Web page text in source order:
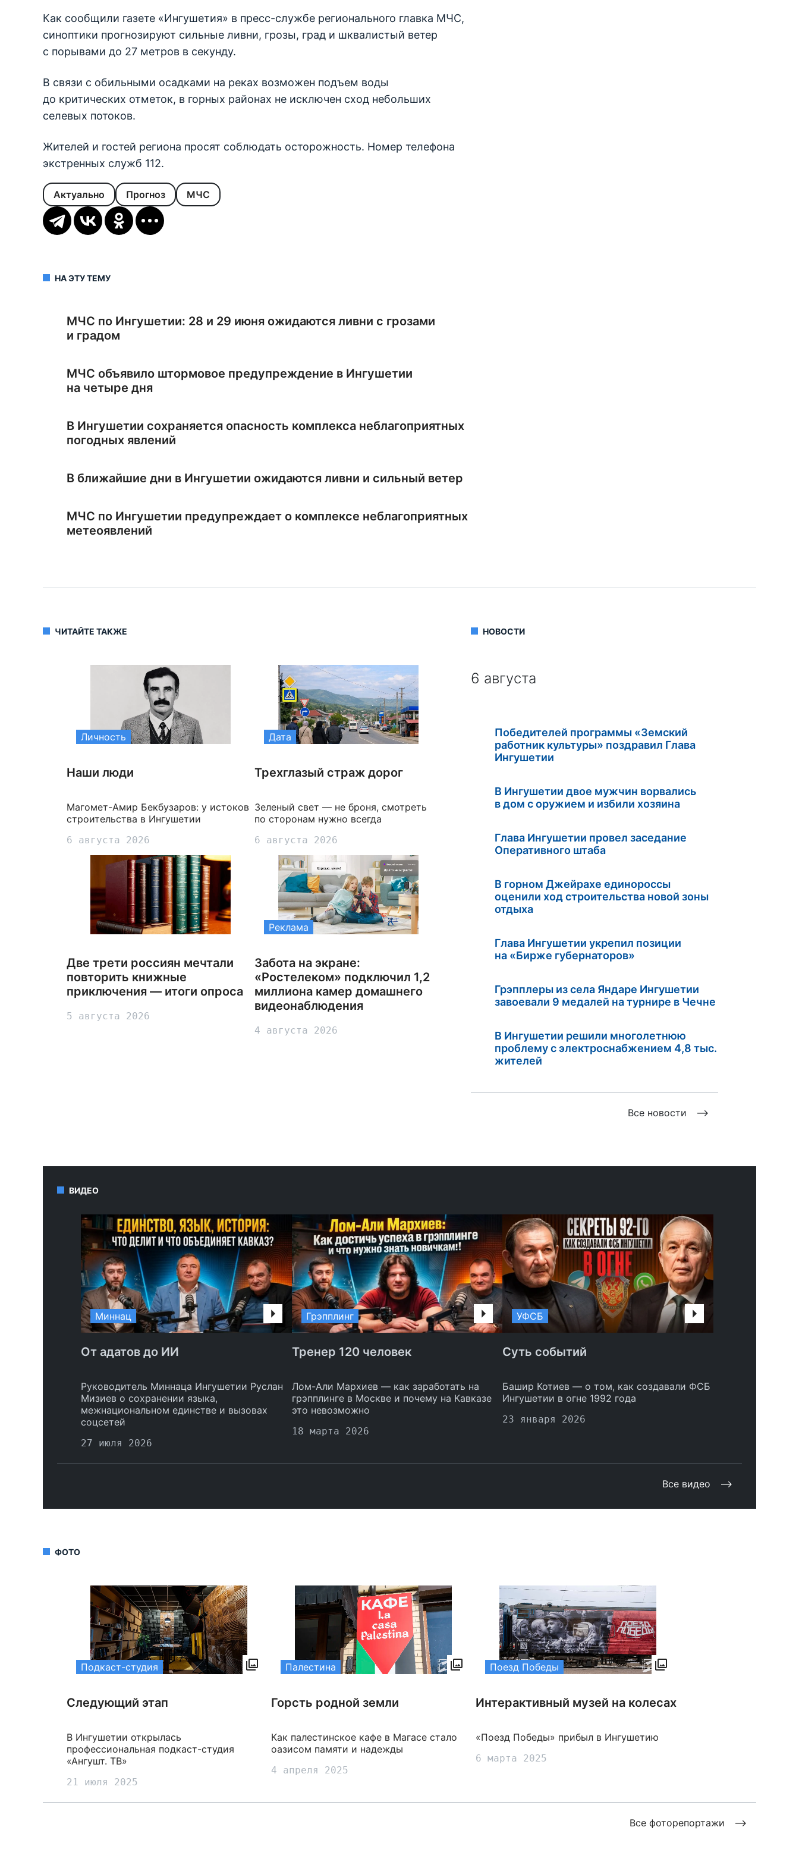
Как сообщили газете «Ингушетия» в пресс-службе регионального главка МЧС,
синоптики прогнозируют сильные ливни, грозы, град и шквалистый ветер
с порывами до 27 метров в секунду.
В связи с обильными осадками на реках возможен подъем воды
до критических отметок, в горных районах не исключен сход небольших
селевых потоков.
Жителей и гостей региона просят соблюдать осторожность. Номер телефона
экстренных служб 112.
Актуально Прогноз МЧС
НА ЭТУ ТЕМУ
МЧС по Ингушетии: 28 и 29 июня ожидаются ливни с грозами
и градом
МЧС объявило штормовое предупреждение в Ингушетии
на четыре дня
В Ингушетии сохраняется опасность комплекса неблагоприятных
погодных явлений
В ближайшие дни в Ингушетии ожидаются ливни и сильный ветер
МЧС по Ингушетии предупреждает о комплексе неблагоприятных
метеоявлений
ЧИТАЙТЕ ТАКЖЕ
Личность
Наши люди
Магомет-Амир Бекбузаров: у истоков
строительства в Ингушетии
6 августа 2026
Дата
Трехглазый страж дорог
Зеленый свет — не броня, смотреть
по сторонам нужно всегда
6 августа 2026
Две трети россиян мечтали
повторить книжные
приключения — итоги опроса
5 августа 2026
Реклама
Забота на экране:
«Ростелеком» подключил 1,2
миллиона камер домашнего
видеонаблюдения
4 августа 2026
НОВОСТИ
6 августа
Победителей программы «Земский
работник культуры» поздравил Глава
Ингушетии
В Ингушетии двое мужчин ворвались
в дом с оружием и избили хозяина
Глава Ингушетии провел заседание
Оперативного штаба
В горном Джейрахе единороссы
оценили ход строительства новой зоны
отдыха
Глава Ингушетии укрепил позиции
на «Бирже губернаторов»
Грэпплеры из села Яндаре Ингушетии
завоевали 9 медалей на турнире в Чечне
В Ингушетии решили многолетнюю
проблему с электроснабжением 4,8 тыс.
жителей
Все новости
ВИДЕО
Миннац
От адатов до ИИ
Руководитель Миннаца Ингушетии Руслан
Мизиев о сохранении языка,
межнациональном единстве и вызовах
соцсетей
27 июля 2026
Грэпплинг
Тренер 120 человек
Лом-Али Мархиев — как заработать на
грэпплинге в Москве и почему на Кавказе
это невозможно
18 марта 2026
УФСБ
Суть событий
Башир Котиев — о том, как создавали ФСБ
Ингушетии в огне 1992 года
23 января 2026
Все видео
ФОТО
Подкаст-студия
Следующий этап
В Ингушетии открылась
профессиональная подкаст-студия
«Ангушт. ТВ»
21 июля 2025
Палестина
Горсть родной земли
Как палестинское кафе в Магасе стало
оазисом памяти и надежды
4 апреля 2025
Поезд Победы
Интерактивный музей на колесах
«Поезд Победы» прибыл в Ингушетию
6 марта 2025
Все фоторепортажи